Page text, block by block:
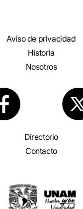
Aviso de privacidad
Historia
Nosotros
Directorio
Contacto